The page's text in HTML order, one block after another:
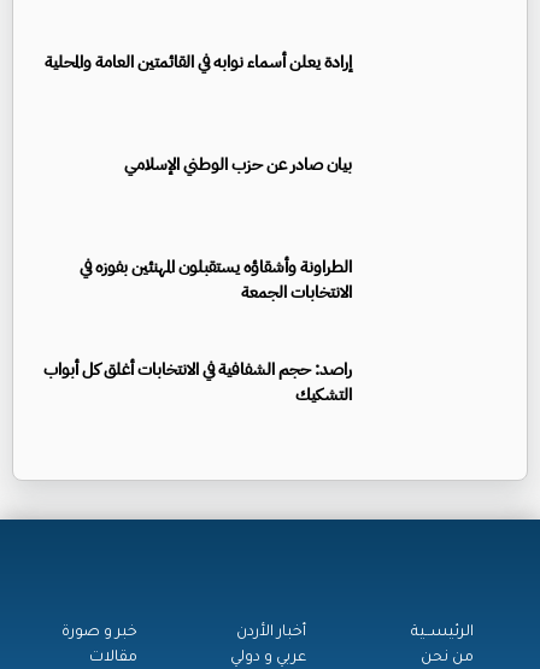
إرادة يعلن أسماء نوابه في القائمتين العامة والمحلية
بيان صادر عن حزب الوطني الإسلامي
الطراونة وأشقاؤه يستقبلون المهنئين بفوزه في
الانتخابات الجمعة
راصد: حجم الشفافية في الانتخابات أغلق كل أبواب
التشكيك
الرئيســية
من نحن
أخبار الأردن
عربي و دولي
خبر و صورة
مقالات